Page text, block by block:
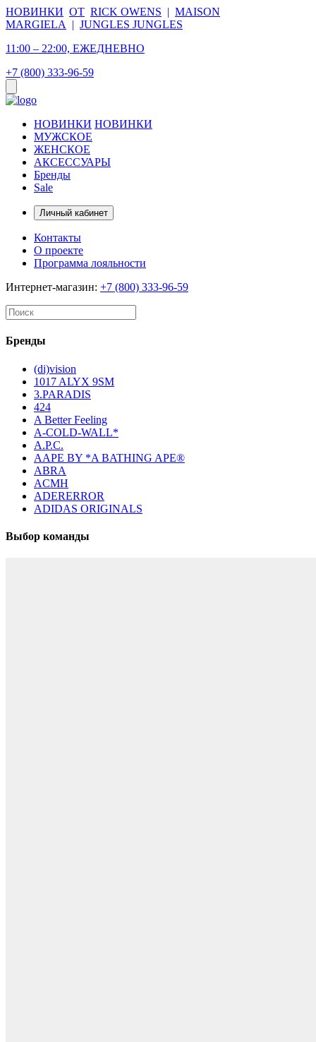
НОВИНКИ ОТ RICK OWENS | MAISON
MARGIELA
| JUNGLES JUNGLES
11:00 – 22:00, ЕЖЕДНЕВНО
+7 (800) 333-96-59
НОВИНКИ НОВИНКИ
МУЖСКОЕ
ЖЕНСКОЕ
АКСЕССУАРЫ
Бренды
Sale
Личный кабинет
Контакты
О проекте
Программа лояльности
Интернет-магазин: +7 (800) 333-96-59
Бренды
(di)vision
1017 ALYX 9SM
3.PARADIS
424
A Better Feeling
A-COLD-WALL*
A.P.C.
AAPE BY *A BATHING APE®
ABRA
ACMH
ADERERROR
ADIDAS ORIGINALS
Выбор команды